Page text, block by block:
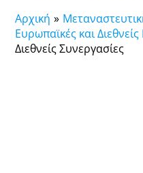
Αρχική
Ευρωπαϊκές και
Διεθνείς Συνεργασίες